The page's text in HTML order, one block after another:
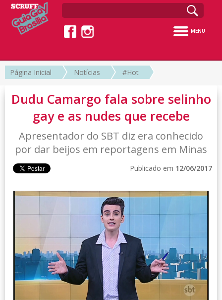
MENU
Página Inicial Notícias #Hot
Dudu Camargo fala sobre selinho
gay e as nudes que recebe
Apresentador do SBT diz era conhecido
por dar beijos em reportagens em Minas
Publicado em 12/06/2017